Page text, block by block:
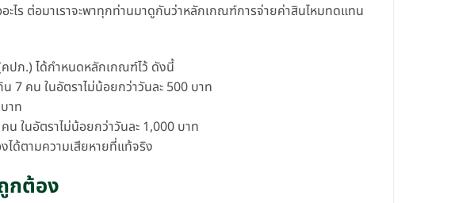
ะไร ต่อมาเราจะพาทุกท่านมาดูกันว่าหลักเกณฑ์การจ่ายค่าสินไหมทดแทน
ภ.) ได้กำหนดหลักเกณฑ์ไว้ ดังนี้
7 คน ในอัตราไม่น้อยกว่าวันละ 500 บาท
าท
ในอัตราไม่น้อยกว่าวันละ 1,000 บาท
ได้ตามความเสียหายที่แท้จริง
กต้อง